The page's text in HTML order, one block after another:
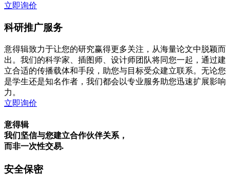
立即询价
科研推广服务
意得辑致力于让您的研究赢得更多关注，从海量论文中脱颖而
出。我们的科学家、插图师、设计师团队将同您一起，通过建
立合适的传播载体和手段，助您与目标受众建立联系。无论您
是学生还是知名作者，我们都会以专业服务助您迅速扩展影响
力。
立即询价
意得辑
我们坚信与您建立合作伙伴关系，
而非一次性交易.
安全保密